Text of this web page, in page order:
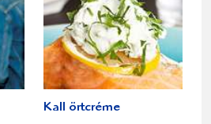
Kall örtcréme